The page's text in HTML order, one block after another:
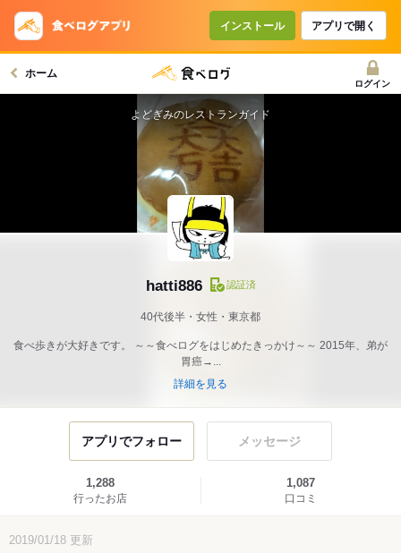
インストール アプリで開く
ホーム
ログイン
hatti886 認証済
40代後半・女性・東京都
食べ歩きが大好きです。 ～～食べログをはじめたきっかけ～～ 2015年、弟が
胃癌→...
詳細を見る
よどぎみのレストランガイド
アプリでフォロー メッセージ
1,288
行ったお店
1,087
口コミ
2019/01/18 更新